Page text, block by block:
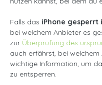
Falls das iPhone gesperrt
bei welchem Anbieter es
zur Überprüfung des
auch erfährst, bei
wichtige Information, um
zu entsperren.